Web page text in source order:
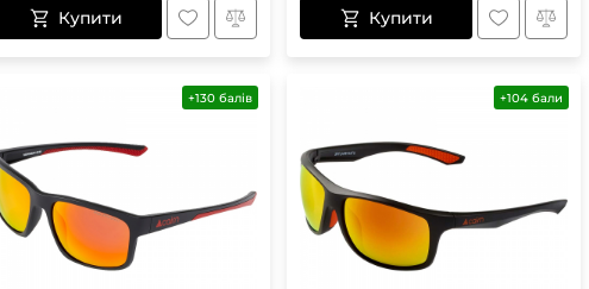
Купити Купити
+130 балів +104 бали